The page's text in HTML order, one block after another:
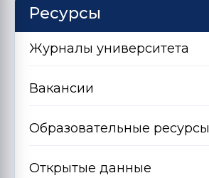
Ресурсы
Журналы университета
Вакансии
Образовательные ресурсы
Открытые данные